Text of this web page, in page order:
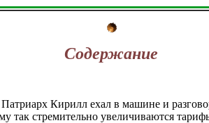
Содержание
Кирилл ехал в машине и
так стремительно увеличиваются